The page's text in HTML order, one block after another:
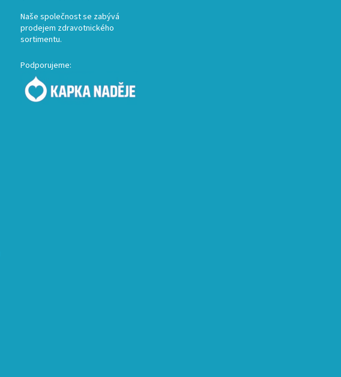
Naše společnost se zabývá
prodejem zdravotnického
sortimentu.
Podporujeme: